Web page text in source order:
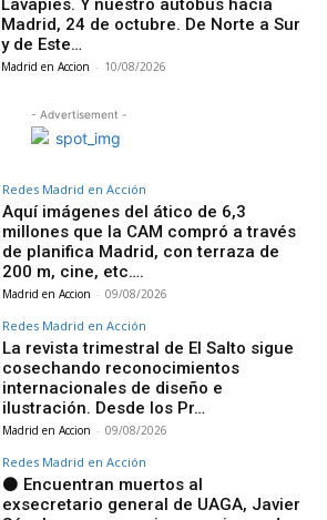
Lavapies. Y nuestro autobús hacia
Madrid, 24 de octubre. De Norte a Sur
y de Este…
Madrid en Accion - 10/08/2026
- Advertisement -
Redes Madrid en Acción
Aquí imágenes del ático de 6,3
millones que la CAM compró a través
de planifica Madrid, con terraza de
200 m, cine, etc….
Madrid en Accion - 09/08/2026
Redes Madrid en Acción
La revista trimestral de El Salto sigue
cosechando reconocimientos
internacionales de diseño e
ilustración. Desde los Pr…
Madrid en Accion - 09/08/2026
Redes Madrid en Acción
⚫ Encuentran muertos al
exsecretario general de UAGA, Javier